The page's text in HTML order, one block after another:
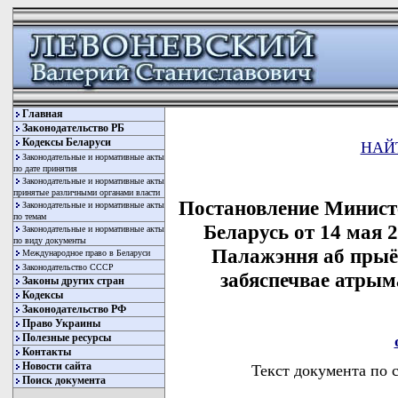
Главная
Законодательство РБ
Кодексы Беларуси
Законодательные и нормативные акты
по дате принятия
Законодательные и нормативные акты
принятые различными органами власти
Законодательные и нормативные акты
по темам
Законодательные и нормативные акты
по виду документы
Международное право в Беларуси
Законодательство СССР
Законы других стран
Кодексы
Законодательство РФ
Право Украины
Полезные ресурсы
Контакты
Новости сайта
Поиск документа
Постановление
Беларусь от 14 мая
Палажэння аб
забяспечвае
Текст документа по